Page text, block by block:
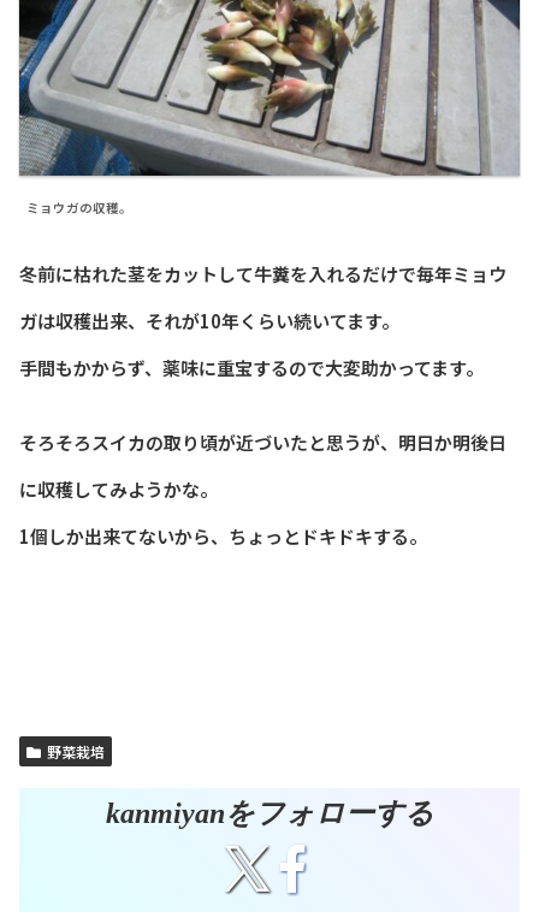
ミョウガの収穫。
冬前に枯れた茎をカットして牛糞を入れるだけで毎年ミョウ
ガは収穫出来、それが10年くらい続いてます。
手間もかからず、薬味に重宝するので大変助かってます。
そろそろスイカの取り頃が近づいたと思うが、明日か明後日
に収穫してみようかな。
1個しか出来てないから、ちょっとドキドキする。
野菜栽培
kanmiyanをフォローする